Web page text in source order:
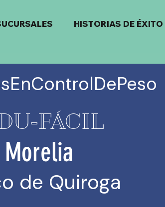
HISTORIAS DE ÉXITO
FÁCIL
Morelia
de Quiroga